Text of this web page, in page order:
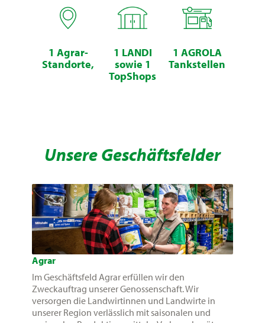
1 Agrar-
Standorte,
1 LANDI
sowie 1
TopShops
1 AGROLA
Tankstellen
Unsere Geschäftsfelder
Agrar
Im Geschäftsfeld Agrar erfüllen wir den
Zweckauftrag unserer Genossenschaft. Wir
versorgen die Landwirtinnen und Landwirte in
unserer Region verlässlich mit saisonalen und